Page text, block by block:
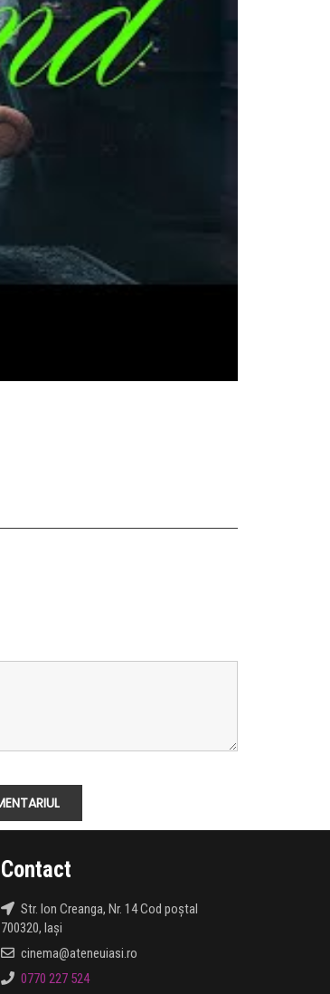
Contact
Str. Ion Creanga, Nr. 14 Cod poștal
700320, Iași
cinema@ateneuiasi.ro
0770 227 524